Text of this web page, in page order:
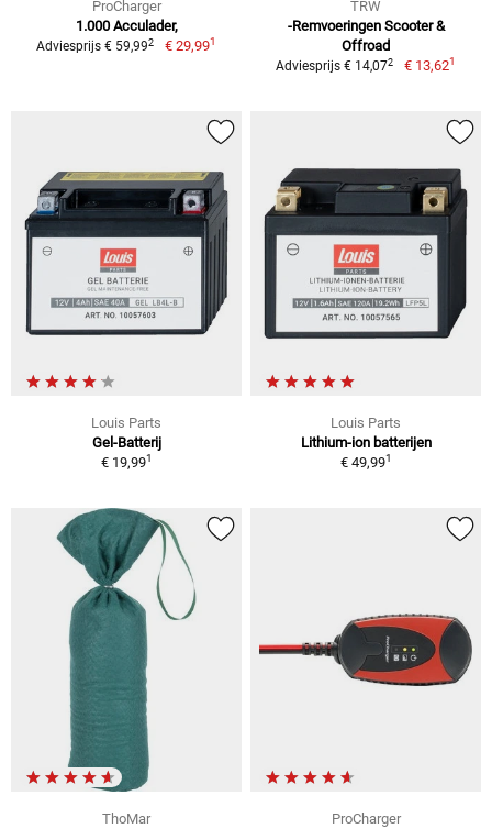
ProCharger
1.000 Acculader,
Adviesprijs € 59,992 € 29,991
TRW
-Remvoeringen Scooter &
Offroad
Adviesprijs € 14,072 € 13,621
Louis Parts
Gel-Batterij
€ 19,991
Louis Parts
Lithium-ion batterijen
€ 49,991
ThoMar
ProCharger